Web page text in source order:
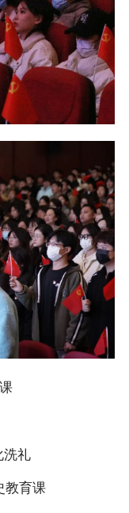
洗礼
教育课